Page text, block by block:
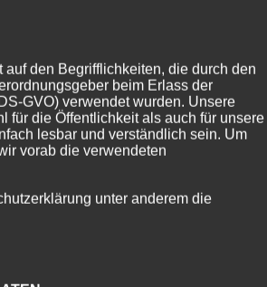
den Begrifflichkeiten, die durch den
beim Erlass der
GVO) verwendet wurden. Unsere
für die Öffentlichkeit als auch für unsere
lesbar und verständlich sein. Um
vorab die verwendeten
unter anderem die